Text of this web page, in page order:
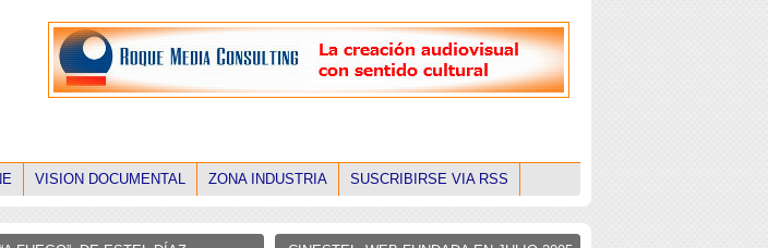
VISION DOCUMENTAL ZONA INDUSTRIA SUSCRIBIRSE VIA RSS